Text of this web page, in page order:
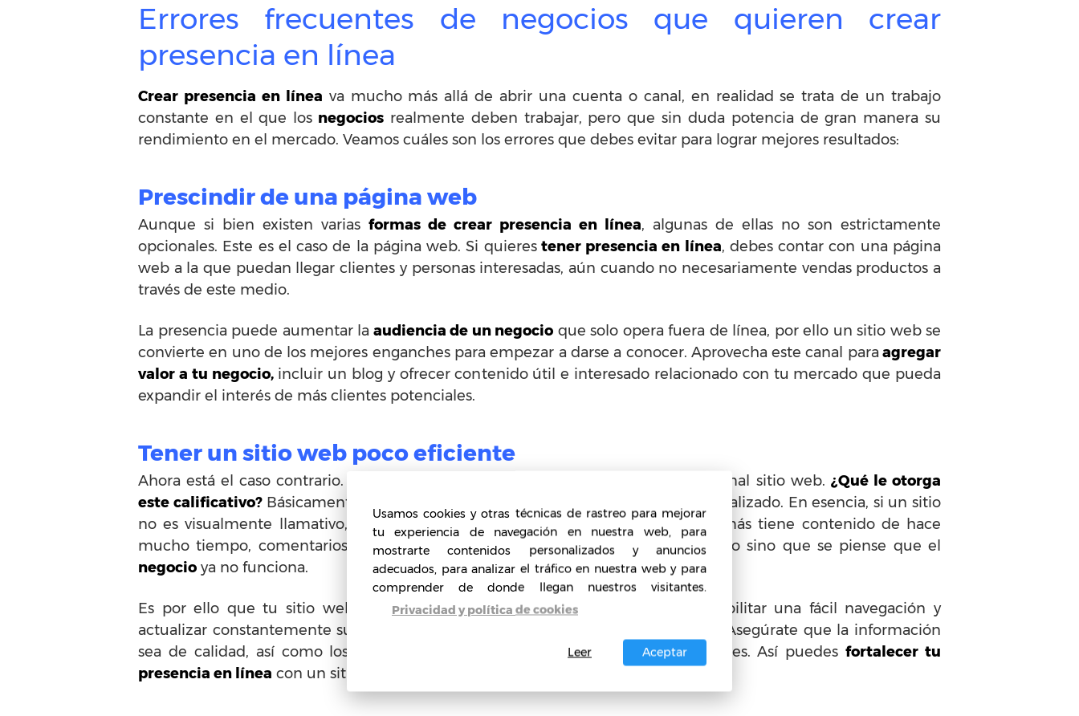
Errores frecuentes de negocios que quieren crear
presencia en línea
Crear presencia en línea va mucho más allá de abrir una cuenta o canal, en realidad se trata de un trabajo
constante en el que los negocios realmente deben trabajar, pero que sin duda potencia de gran manera su
rendimiento en el mercado. Veamos cuáles son los errores que debes evitar para lograr mejores resultados:
Prescindir de una página web
Aunque si bien existen varias formas de crear presencia en línea, algunas de ellas no son estrictamente
opcionales. Este es el caso de la página web. Si quierestener presencia en línea, debes contar con una página
web a la que puedan llegar clientes y personas interesadas, aún cuando no necesariamente vendas productos a
través de este medio.
La presencia puede aumentar la audiencia de un negocio que solo opera fuera de línea, por ello un sitio web se
convierte en uno de los mejores enganches para empezar a darse a conocer. Aprovecha este canal para agregar
valor a tu negocio,incluir un blog y ofrecer contenido útil e interesado relacionado con tu mercado que pueda
expandir el interés de más clientes potenciales.
Tener un sitio web poco eficiente
Ahora está el caso contrario. Aquellos que tienen un sitio web pero este, es un mal sitio web. ¿Qué le otorga
este calificativo?Básicamente que sea un sitio poco atractivo, funcional y desactualizado. En esencia, si un sitio
no es visualmente llamativo, las secciones no funcionan bien o es lento, y además tiene contenido de hace
mucho tiempo, comentarios sin responder, etc., puede denotar no solo descuido sino que se piense que el
negocio ya no funciona.
Es por ello que tu sitio web debe tener un diseño atractivo, además de posibilitar una fácil navegación y
actualizar constantemente su contenido para mantener la atención del público. Asegúrate que la información
sea de calidad, así como los recursos entre fotografías y vídeos que implementes. Así puedesfortalecer tu
presencia en línea con un sitio agradable al que lleguen todos los interesados.
Usamos cookies y otras técnicas de rastreo para mejorar
tu experiencia de navegación en nuestra web, para
mostrarte contenidos personalizados y anuncios
adecuados, para analizar el tráfico en nuestra web y para
comprender de donde llegan nuestros visitantes.
Privacidad y política de cookies
Aceptar
Leer